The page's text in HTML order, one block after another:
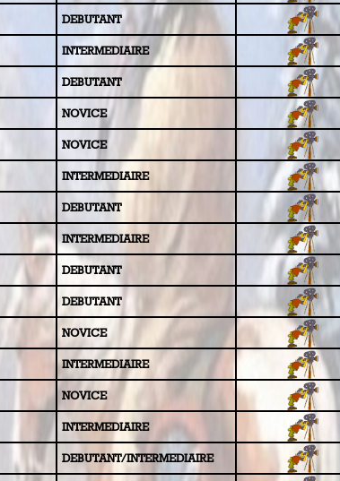
DEBUTANT
INTERMEDIAIRE
DEBUTANT
NOVICE
NOVICE
INTERMEDIAIRE
DEBUTANT
INTERMEDIAIRE
DEBUTANT
DEBUTANT
NOVICE
INTERMEDIAIRE
NOVICE
INTERMEDIAIRE
DEBUTANT/INTERMEDIAIRE